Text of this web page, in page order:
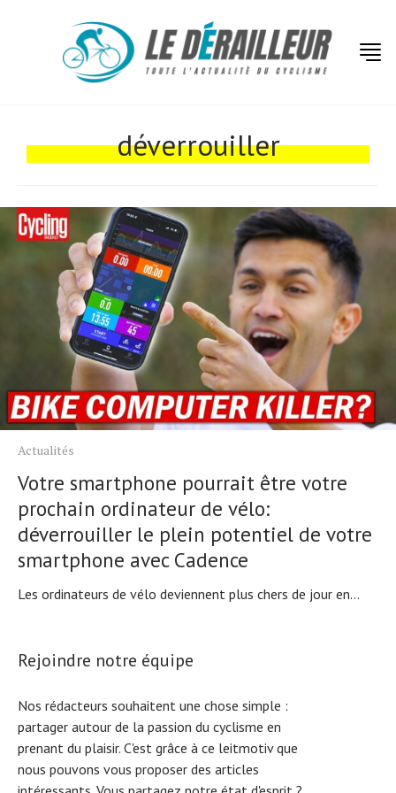
déverrouiller
Actualités
Votre smartphone pourrait être votre
prochain ordinateur de vélo:
déverrouiller le plein potentiel de votre
smartphone avec Cadence
Les ordinateurs de vélo deviennent plus chers de jour en...
Rejoindre notre équipe
Nos rédacteurs souhaitent une chose simple :
partager autour de la passion du cyclisme en
prenant du plaisir. C'est grâce à ce leitmotiv que
nous pouvons vous proposer des articles
Tests de produits
Tendances
Tous nos articles
À propos